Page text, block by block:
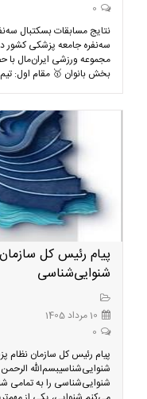
0
نتایج مسابقات بسکتبال
مجموعه ورزشی ایران‌مال با
بخش بانوان 🥇 مقام اول:
پیام رئیس کل
شنوایی‌شناسی
10 مرداد 1405
0
پیام رئیس کل سازمان نظام
شنوایی‌شناسیبسم‌الله
شنوایی‌شناسی را به تمامی